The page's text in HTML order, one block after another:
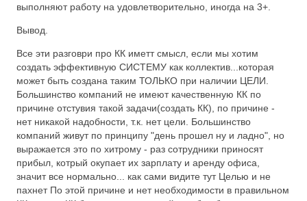
выполняют работу на удовлетворительно, иногда на 3+.
Вывод.
Все эти разговри про КК иметт смысл, если мы хотим
создать эффективную СИСТЕМУ как коллектив...которая
может быть создана таким ТОЛЬКО при наличии ЦЕЛИ.
Большинство компаний не имеют качественную КК по
причине отстувия такой задачи(создать КК), по причине -
нет никакой надобности, т.к. нет цели. Большинство
компаний живут по принципу "день прошел ну и ладно", но
выражается это по хитрому - раз сотрудники приносят
прибыл, котрый окупает их зарплату и аренду офиса,
значит все нормально... как сами видите тут Целью и не
пахнет По этой причине и нет необходимости в правильном